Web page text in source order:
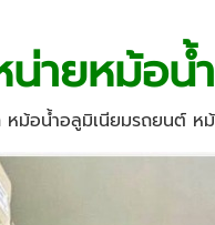
น่ายหม้อ
หม้อน้ำอลูมิเนียมรถยนต์